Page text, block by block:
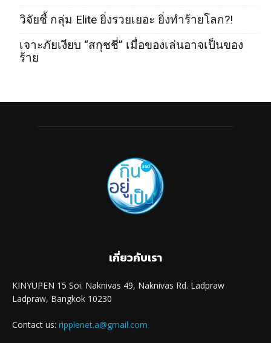
วิจัยชี้ กลุ่ม Elite ยิ่งรวยเยอะ ยิ่งทำร้ายโลก?!
เจาะภัยเงียบ “สกุชชี่” เมื่อของเล่นอาจเป็นของ
ร้าย
เกี่ยวกับเรา
KINYUPEN 15 Soi. Naknivas 49, Naknivas Rd. Ladpraw
Ladpraw, Bangkok 10230
Contact us: ripplenet.a@gmail.com